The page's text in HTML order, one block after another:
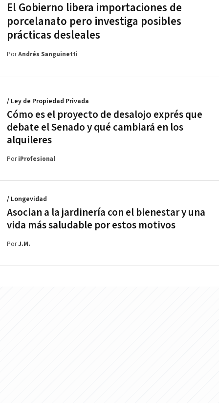
El Gobierno libera importaciones de
porcelanato pero investiga posibles
prácticas desleales
PorAndrés Sanguinetti
Cómo es el proyecto de desalojo exprés que
debate el Senado y qué cambiará en los
alquileres
/ Ley de Propiedad Privada
PoriProfesional
Asocian a la jardinería con el bienestar y una
vida más saludable por estos motivos
/ Longevidad
PorJ.M.